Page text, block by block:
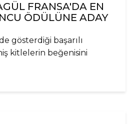
FRANSA'DA EN
ÖDÜLÜNE ADAY
gösterdiği başarılı
kitlelerin beğenisini